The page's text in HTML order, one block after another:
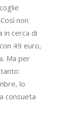
non
in cerca di
49 euro,
Ma per
lo
consueta